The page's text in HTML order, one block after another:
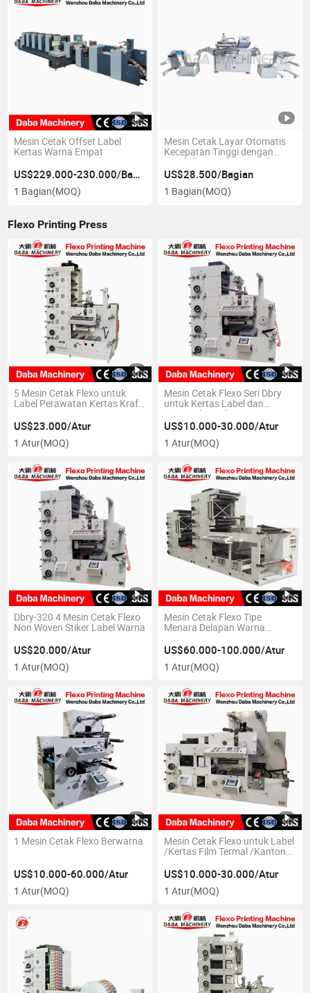
Mesin Cetak Offset Label
Kertas Warna Empat
US$229.000-230.000/Bagian
1 Bagian(MOQ)
Mesin Cetak Layar Otomatis
Kecepatan Tinggi dengan
Pendaftaran Ulang untuk
Pencetakan Label
Menghilangkan Goresan
Perak
US$28.500/Bagian
1 Bagian(MOQ)
Flexo Printing Press
5 Mesin Cetak Flexo untuk
Label Perawatan Kertas Kraft
US$23.000/Atur
1 Atur(MOQ)
Mesin Cetak Flexo Seri Dbry
untuk Kertas Label dan
Pencetakan Film
US$10.000-30.000/Atur
1 Atur(MOQ)
Dbry-320 4 Mesin Cetak Flexo
Non Woven Stiker Label Warna
US$20.000/Atur
1 Atur(MOQ)
Mesin Cetak Flexo Tipe
Menara Delapan Warna
US$60.000-100.000/Atur
1 Atur(MOQ)
1 Mesin Cetak Flexo Berwarna
US$10.000-60.000/Atur
1 Atur(MOQ)
Mesin Cetak Flexo untuk Label
/Kertas Film Termal /Kantong
US$10.000-30.000/Atur
1 Atur(MOQ)